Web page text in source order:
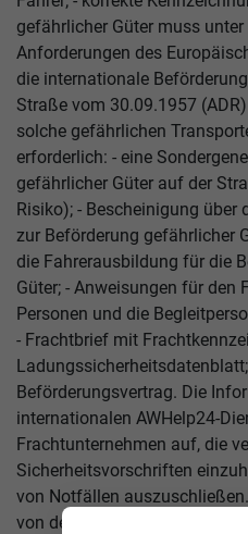
gefährlicher Güter muss
Anforderungen des
die internationale
Straße vom 30.09.1957
solche gefährlichen
erforderlich: - eine
gefährlicher Güter auf der
Risiko); - Bescheinigung über
zur Beförderung gefährlicher
die Fahrerausbildung für die
Güter; - Anweisungen für den
Personen und die
- Frachtbrief mit
Beförderungsvertrag. Die
internationalen AWHelp24-
Frachtunternehmen auf, die
Sicherheitsvorschriften
von Notfällen
von den Betreibern unseres